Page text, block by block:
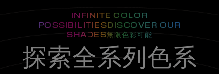
INFINITE COLOR
POSSIBILITIESDISCOVER OUR
SHADES無限色彩可能
探索全系列色系